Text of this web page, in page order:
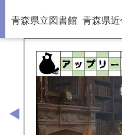
青森県立図書館 青森県